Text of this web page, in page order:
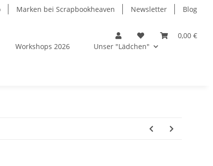
Marken bei Scrapbookheaven Newsletter Blog
0,00 €
Workshops 2026 Unser "Lädchen"